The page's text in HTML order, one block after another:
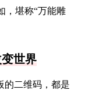
，堪称“万能雕
世界
的二维码，都是